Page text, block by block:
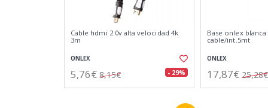
Cable hdmi 2.0v alta velocidad 4k
3m
ONLEX
5,76€ 8,15€ - 29%
Base onlex
cable/int.5mt
ONLEX
17,87€ 25,28€